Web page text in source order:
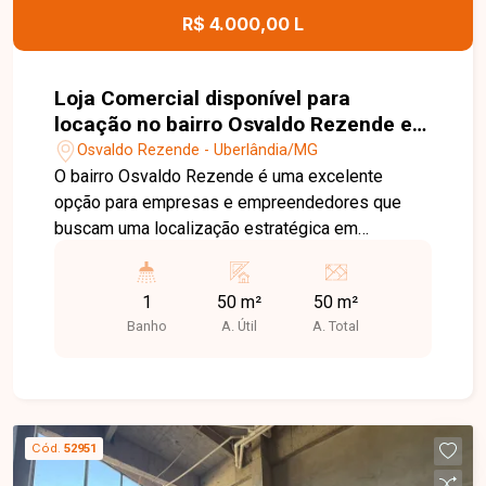
R$ 4.000,00 L
Loja Comercial disponível para
locação no bairro Osvaldo Rezende em
Uberlândia-MG
Osvaldo Rezende - Uberlândia/MG
O bairro Osvaldo Rezende é uma excelente
opção para empresas e empreendedores que
buscam uma localização estratégica em
principais avenidas da cidade, a região possui
intenso fluxo de pessoas, ampla oferta de
comércios e serviços, além de estar próxima ao
composta por amplo espaço interno e 1 banheiro.
Localizada na Avenida João Pessoa, em
1
Banho
50 m²
A. Útil
50 m²
A. Total
Cód. 52951